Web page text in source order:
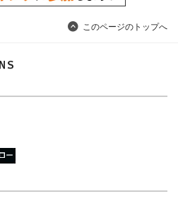
このページのトップへ